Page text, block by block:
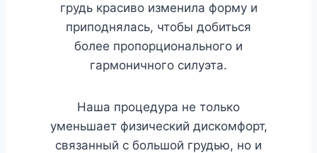
грудь красиво изменила форму и
приподнялась, чтобы добиться
более пропорционального и
гармоничного силуэта.
Наша процедура не только
уменьшает физический дискомфорт,
связанный с большой грудью, но и